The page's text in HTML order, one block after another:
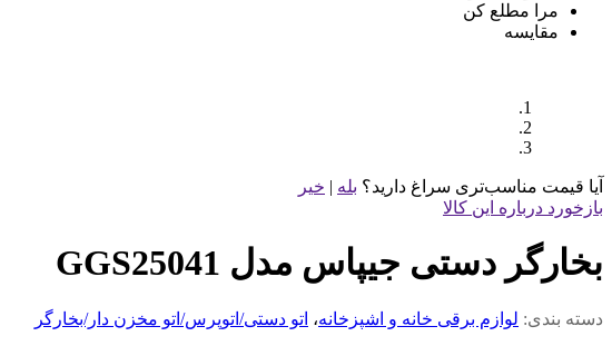
مرا مطلع کن
مقایسه
آیا قیمت مناسب‌تری سراغ دارید؟ بله | خیر
بازخورد درباره این کالا
بخارگر دستی جیپاس مدل GGS25041
دسته بندی: لوازم برقی خانه و اشپزخانه، اتو دستی/اتوپرس/اتو مخزن دار/بخارگر